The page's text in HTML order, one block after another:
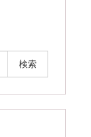
検索